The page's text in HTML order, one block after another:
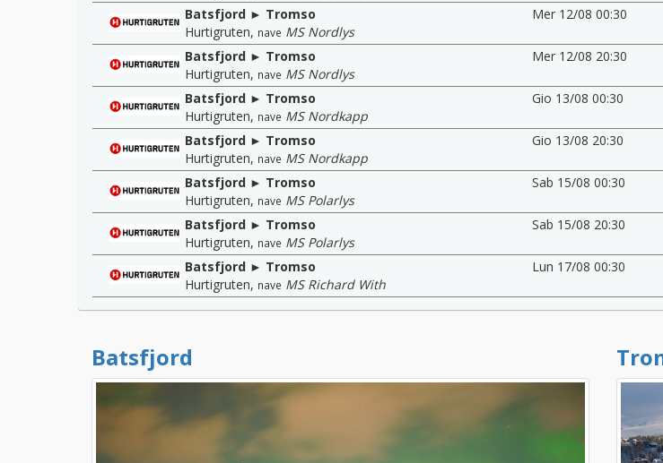
Batsfjord ► Tromso
Hurtigruten, nave MS Nordlys
Mer 12/08 00:30
Batsfjord ► Tromso
Hurtigruten, nave MS Nordlys
Mer 12/08 20:30
Batsfjord ► Tromso
Hurtigruten, nave MS Nordkapp
Gio 13/08 00:30
Batsfjord ► Tromso
Hurtigruten, nave MS Nordkapp
Gio 13/08 20:30
Batsfjord ► Tromso
Hurtigruten, nave MS Polarlys
Sab 15/08 00:30
Batsfjord ► Tromso
Hurtigruten, nave MS Polarlys
Sab 15/08 20:30
Batsfjord ► Tromso
Hurtigruten, nave MS Richard With
Lun 17/08 00:30
Batsfjord